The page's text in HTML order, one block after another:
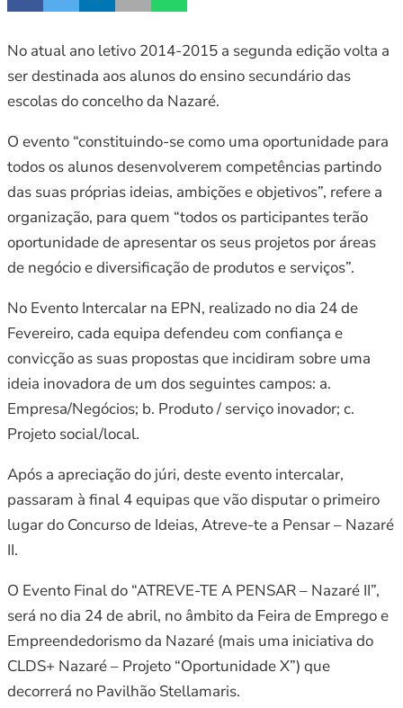
No atual ano letivo 2014-2015 a segunda edição volta a
ser destinada aos alunos do ensino secundário das
escolas do concelho da Nazaré.
O evento “constituindo-se como uma oportunidade para
todos os alunos desenvolverem competências partindo
das suas próprias ideias, ambições e objetivos”, refere a
organização, para quem “todos os participantes terão
oportunidade de apresentar os seus projetos por áreas
de negócio e diversificação de produtos e serviços”.
No Evento Intercalar na EPN, realizado no dia 24 de
Fevereiro, cada equipa defendeu com confiança e
convicção as suas propostas que incidiram sobre uma
ideia inovadora de um dos seguintes campos: a.
Empresa/Negócios; b. Produto / serviço inovador; c.
Projeto social/local.
Após a apreciação do júri, deste evento intercalar,
passaram à final 4 equipas que vão disputar o primeiro
lugar do Concurso de Ideias, Atreve-te a Pensar – Nazaré
II.
O Evento Final do “ATREVE-TE A PENSAR – Nazaré II”,
será no dia 24 de abril, no âmbito da Feira de Emprego e
Empreendedorismo da Nazaré (mais uma iniciativa do
CLDS+ Nazaré – Projeto “Oportunidade X”) que
decorrerá no Pavilhão Stellamaris.